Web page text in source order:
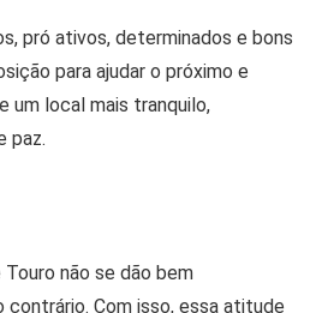
pró ativos, determinados e bons
para ajudar o próximo e
um local mais tranquilo,
paz.
não se dão bem
Com isso, essa atitude